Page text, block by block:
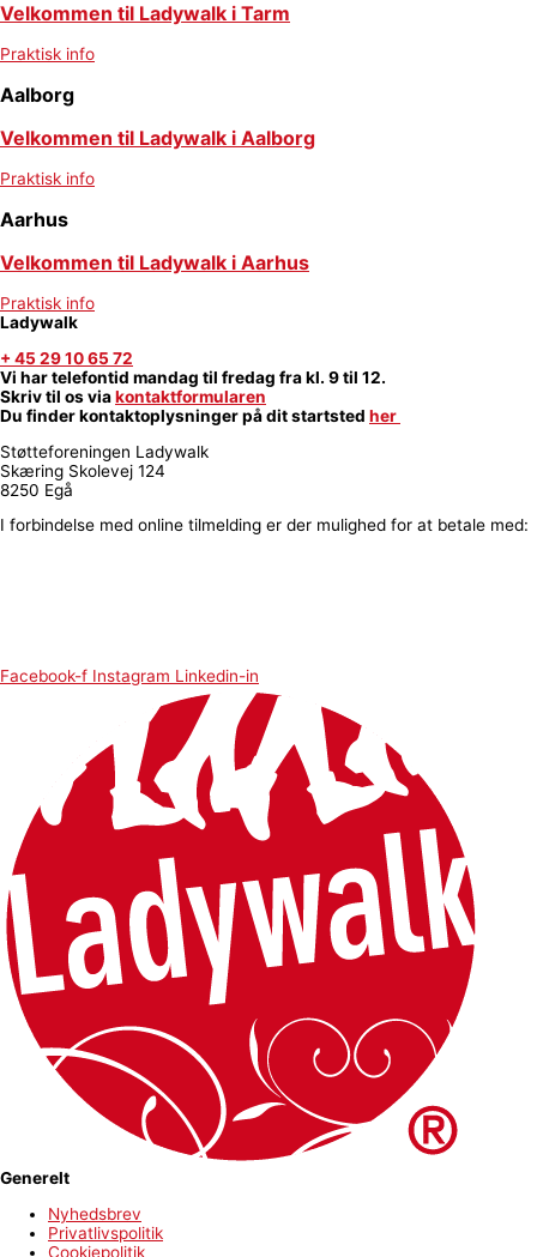
Velkommen til Ladywalk i Tarm
Praktisk info
Aalborg
Velkommen til Ladywalk i Aalborg
Praktisk info
Aarhus
Velkommen til Ladywalk i Aarhus
Praktisk info
Ladywalk
+ 45 29 10 65 72
Vi har telefontid mandag til fredag fra kl. 9 til 12.
Skriv til os viakontaktformularen
Du finder kontaktoplysninger på dit startsted her
Støtteforeningen Ladywalk
Skæring Skolevej 124
8250 Egå
I forbindelse med online tilmelding er der mulighed for at betale med:
Facebook-f Instagram Linkedin-in
Generelt
Nyhedsbrev
Privatlivspolitik
Cookiepolitik